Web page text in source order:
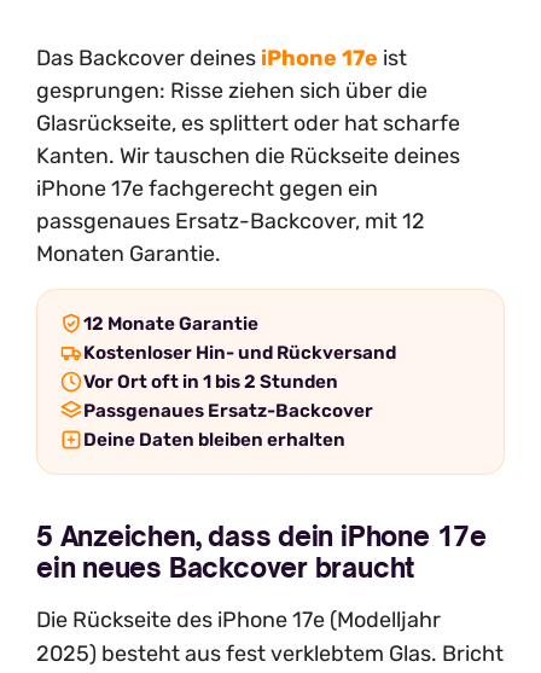
Das Backcover deines iPhone 17e ist
gesprungen: Risse ziehen sich über die
Glasrückseite, es splittert oder hat scharfe
Kanten. Wir tauschen die Rückseite deines
iPhone 17e fachgerecht gegen ein
passgenaues Ersatz-Backcover, mit 12
Monaten Garantie.
12 Monate Garantie
Kostenloser Hin- und Rückversand
Vor Ort oft in 1 bis 2 Stunden
Passgenaues Ersatz-Backcover
Deine Daten bleiben erhalten
5 Anzeichen, dass dein iPhone 17e
ein neues Backcover braucht
Die Rückseite des iPhone 17e (Modelljahr
2025) besteht aus fest verklebtem Glas. Bricht